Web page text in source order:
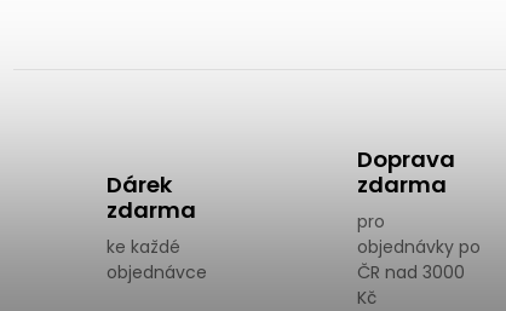
Dárek
zdarma
ke každé
objednávce
Doprava
zdarma
pro
objednávky po
ČR nad 3000
Kč